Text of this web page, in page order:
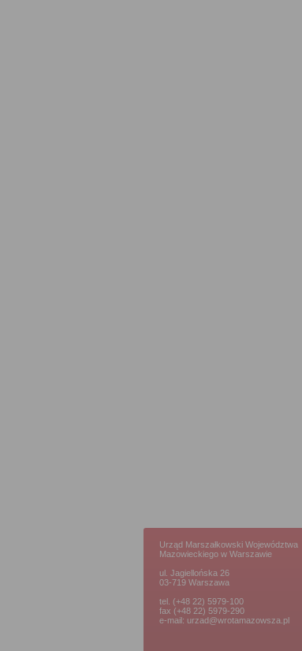
Urząd Marszałkowski Województwa
Mazowieckiego w Warszawie
ul. Jagiellońska 26
03-719 Warszawa
tel. (+48 22) 5979-100
fax (+48 22) 5979-290
e-mail: urzad@wrotamazowsza.pl